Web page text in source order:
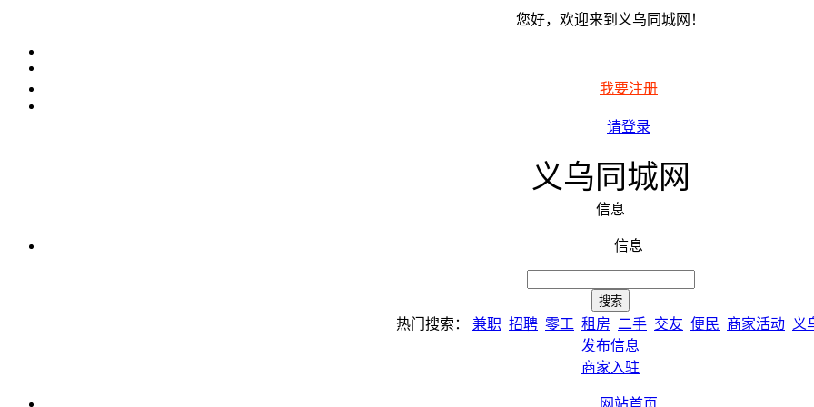
您好，欢迎来到义乌同城网！
我要注册
请登录
义乌同城网
信息
信息
热门搜索： 兼职 招聘 零工 租房 二手 交友 便民 商家活动 义
发布信息
商家入驻
网站首页